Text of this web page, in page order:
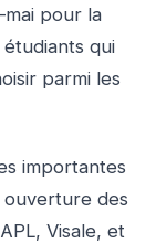
pour la
qui
parmi les
importantes
ouverture des
Visale, et